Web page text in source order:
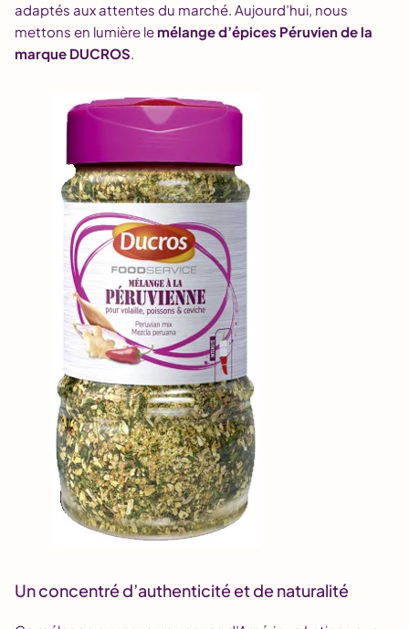
adaptés aux attentes du marché. Aujourd’hui, nous
mettons en lumière le mélange d’épices Péruvien de la
marque DUCROS.
Un concentré d’authenticité et de naturalité